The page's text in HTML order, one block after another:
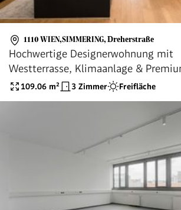
1110 WIEN,SIMMERING, Dreherstraße
Hochwertige Designerwohnung mit
Westterrasse, Klimaanlage &
Ausstattung!
109.06 m² 3 Zimmer Freifläche